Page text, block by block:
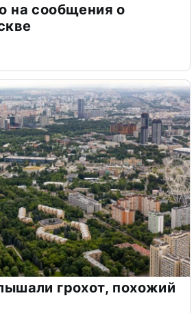
на сообщения о
грохот, похожий